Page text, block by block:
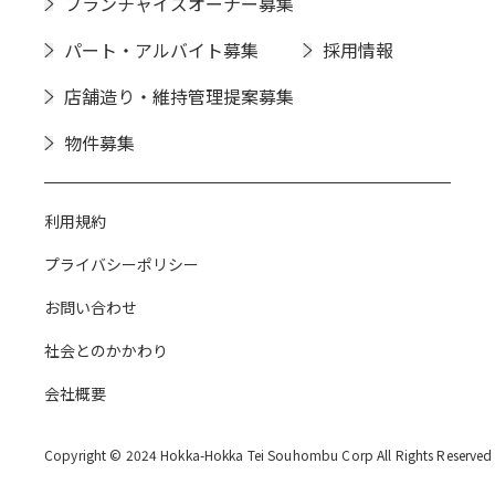
パート・アルバイト募集
採用情報
店舗造り・維持管理提案募集
物件募集
利用規約
プライバシーポリシー
お問い合わせ
社会とのかかわり
会社概要
Copyright © 2024 Hokka-Hokka Tei Souhombu Corp All Rights Reserved